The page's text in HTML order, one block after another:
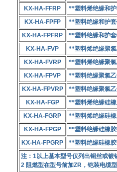
KX-HA-FFRP
**塑料烯绝缘和
KX-HA-FPFP
**塑料绝缘和护
KX-HA-FPFRP
**塑料绝缘和护
KX-HA-FVP
**塑料烯绝缘聚
KX-HA-FVRP
**塑料烯绝缘聚
KX-HA-FPVP
**塑料绝缘聚氯
KX-HA-FPVRP
**塑料绝缘聚氯
KX-HA-FGP
**塑料烯绝缘硅
KX-HA-FGRP
**塑料烯绝缘硅
KX-HA-FPGP
**塑料绝缘硅橡
KX-HA-FPGRP
**塑料绝缘硅橡
注： 1以上基本型号仅列出铜丝或
2 阻燃型在型号前加ZR ，铠装电缆